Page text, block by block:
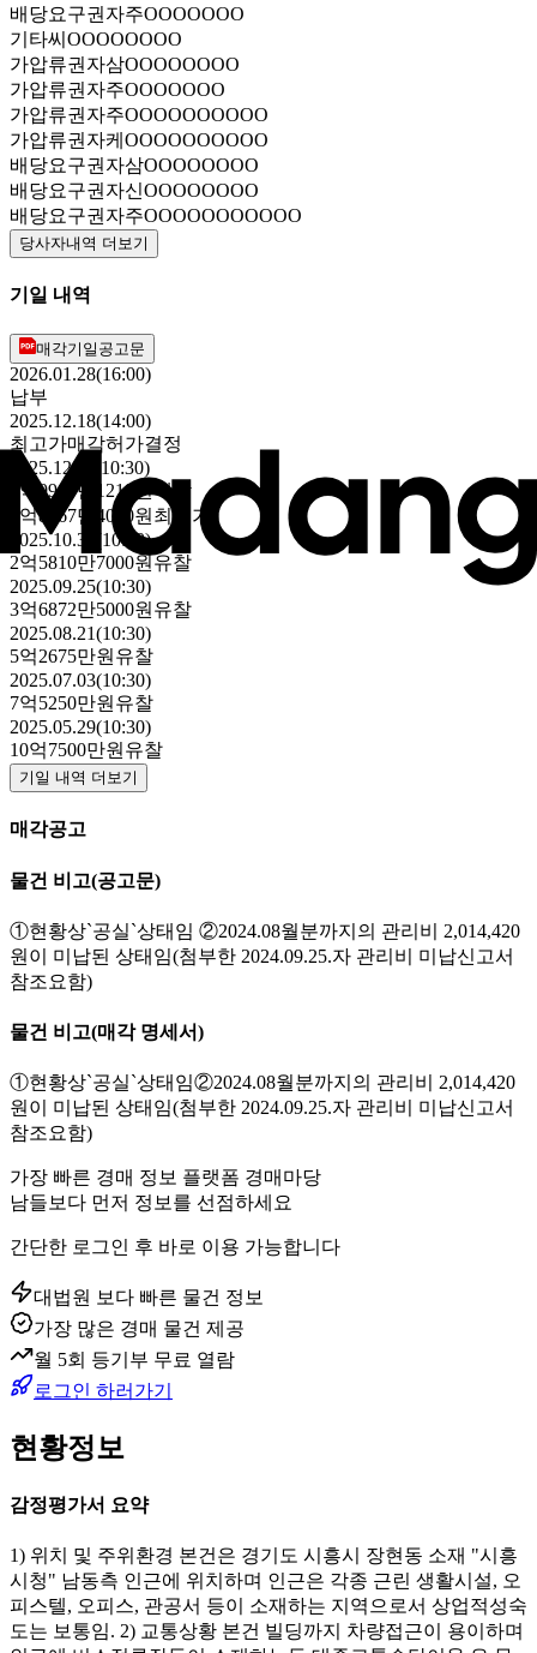
배당요구권자주OOOOOOO
기타씨OOOOOOOO
가압류권자삼OOOOOOOO
가압류권자주OOOOOOO
가압류권자주OOOOOOOOOO
가압류권자케OOOOOOOOOO
배당요구권자삼OOOOOOOO
배당요구권자신OOOOOOOO
배당요구권자주OOOOOOOOOOO
당사자내역 더보기
기일 내역
매각기일공고문
2026.01.28(16:00)
납부
2025.12.18(14:00)
최고가매각허가결정
2025.12.11(10:30)
1억9900만1218원매각
1억8067만4000원 최저가
2025.10.30(10:30)
2억5810만7000원유찰
2025.09.25(10:30)
3억6872만5000원 유찰
2025.08.21(10:30)
5억2675만원 유찰
2025.07.03(10:30)
7억5250만원 유찰
2025.05.29(10:30)
10억7500만원 유찰
기일 내역 더보기
매각공고
물건 비고(공고문)
①현황상`공실`상태임 ②2024.08월분까지의 관리비 2,014,420
원이 미납된 상태임(첨부한 2024.09.25.자 관리비 미납신고서
참조요함)
물건 비고(매각 명세서)
①현황상`공실`상태임②2024.08월분까지의 관리비 2,014,420
원이 미납된 상태임(첨부한 2024.09.25.자 관리비 미납신고서
참조요함)
가장 빠른 경매 정보 플랫폼 경매마당
남들보다 먼저 정보를 선점하세요
간단한 로그인 후 바로 이용 가능합니다
대법원 보다 빠른 물건 정보
가장 많은 경매 물건 제공
월 5회 등기부 무료 열람
로그인 하러가기
현황정보
감정평가서 요약
1) 위치 및 주위환경 본건은 경기도 시흥시 장현동 소재 "시흥
시청" 남동측 인근에 위치하며 인근은 각종 근린 생활시설, 오
피스텔, 오피스, 관공서 등이 소재하는 지역으로서 상업적성숙
도는 보통임. 2) 교통상황 본건 빌딩까지 차량접근이 용이하며